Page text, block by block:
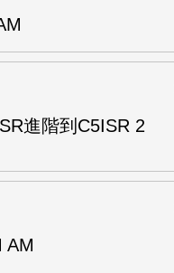
進階到C5ISR 2
AM